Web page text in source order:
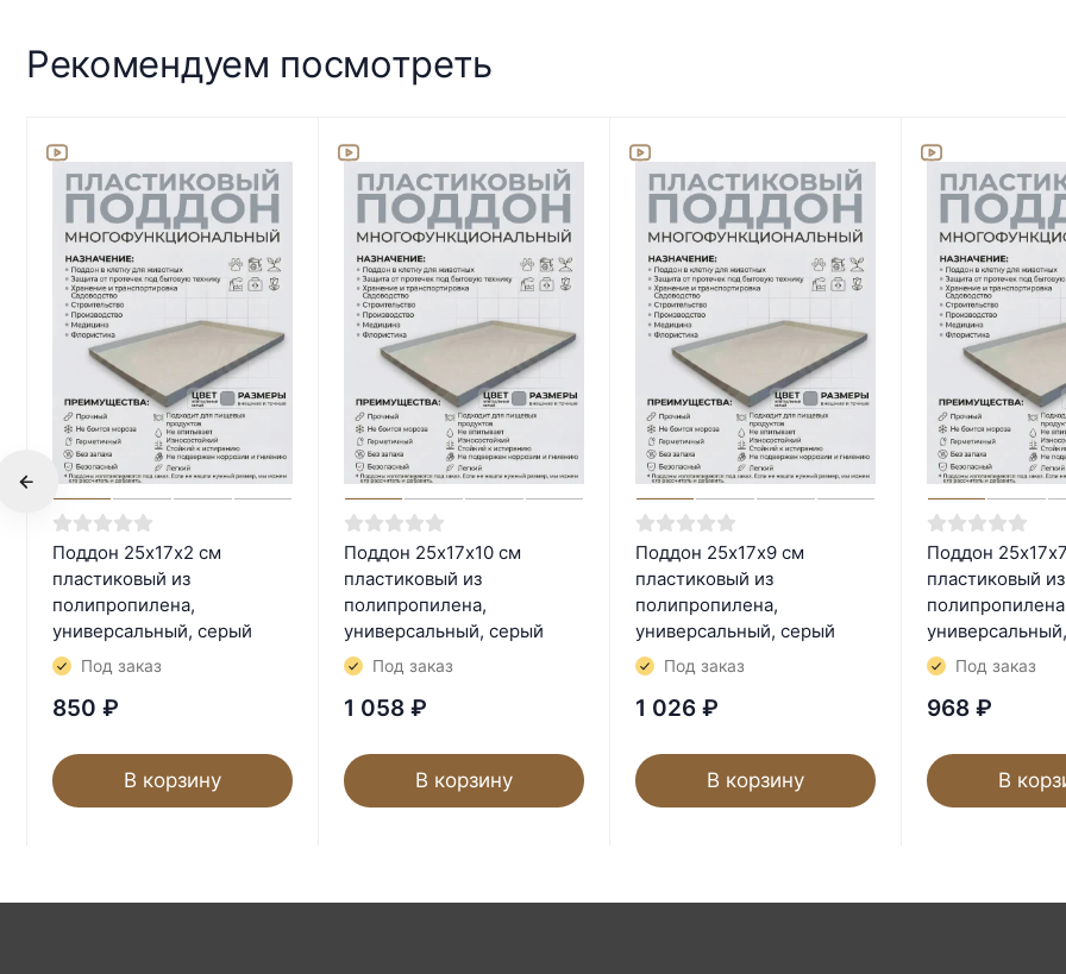
Рекомендуем посмотреть
Поддон 25х17х2 см
пластиковый из
полипропилена,
универсальный, серый
Под заказ
850 ₽
В корзину
Поддон 25х17х10 см
пластиковый из
полипропилена,
универсальный, серый
Под заказ
1 058 ₽
В корзину
Поддон 25х17х9 см
пластиковый из
полипропилена,
универсальный, серый
Под заказ
1 026 ₽
В корзину
Поддон
пластиковый из
Под заказ
968 ₽
В